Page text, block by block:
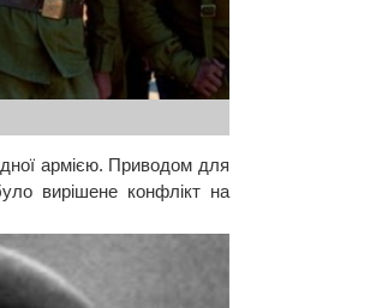
армією. Приводом для
вирішене конфлікт на